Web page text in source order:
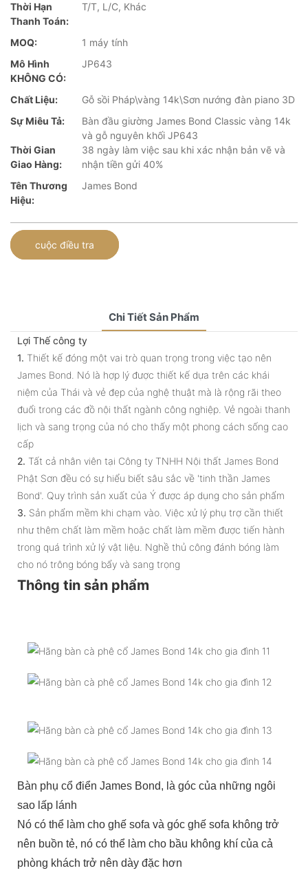
Thời Hạn
Thanh Toán:
T/T, L/C, Khác
MOQ:
1 máy tính
Mô Hình
KHÔNG CÓ:
JP643
Chất Liệu:
Gỗ sồi Pháp\vàng 14k\Sơn nướng đàn piano 3D
Sự Miêu Tả:
Bàn đầu giường James Bond Classic vàng 14k
và gỗ nguyên khối JP643
Thời Gian
Giao Hàng:
38 ngày làm việc sau khi xác nhận bản vẽ và
nhận tiền gửi 40%
Tên Thương
Hiệu:
James Bond
cuộc điều tra
Chi Tiết Sản Phẩm
Lợi Thế công ty
1. Thiết kế đóng một vai trò quan trọng trong việc tạo nên
James Bond. Nó là hợp lý được thiết kế dựa trên các khái
niệm của Thái và vẻ đẹp của nghệ thuật mà là rộng rãi theo
đuổi trong các đồ nội thất ngành công nghiệp. Vẻ ngoài thanh
lịch và sang trọng của nó cho thấy một phong cách sống cao
cấp
2. Tất cả nhân viên tại Công ty TNHH Nội thất James Bond
Phật Sơn đều có sự hiểu biết sâu sắc về 'tinh thần James
Bond'. Quy trình sản xuất của Ý được áp dụng cho sản phẩm
3. Sản phẩm mềm khi chạm vào. Việc xử lý phụ trợ cần thiết
như thêm chất làm mềm hoặc chất làm mềm được tiến hành
trong quá trình xử lý vật liệu. Nghề thủ công đánh bóng làm
cho nó trông bóng bẩy và sang trọng
Thông tin sản phẩm
Bàn phụ cổ điển James Bond, là góc của những ngôi
sao lấp lánh
Nó có thể làm cho ghế sofa và góc ghế sofa không trở
nên buồn tẻ, nó có thể làm cho bầu không khí của cả
phòng khách trở nên dày đặc hơn